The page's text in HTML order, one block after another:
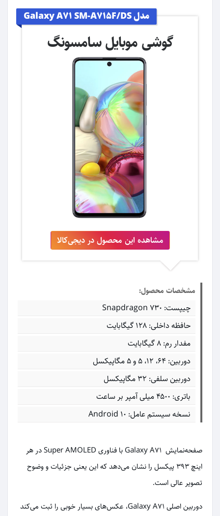
مدل Galaxy A71 SM-A715F/DS
گوشی موبایل سامسونگ
مشاهده این محصول در دیجی‌کالا
مشخصات محصول:
چیپست: Snapdragon 730
حافظه داخلی: ۱۲۸ گیگابایت
مفدار رم: ۸ گیگابایت
دوربین: ۶۴، ۱۲، ۵ و ۵ مگاپیکسل
دوربین سلفی: ۳۲ مگاپیکسل
باتری: ۴۵۰۰ میلی آمپر بر ساعت
نسخه سیستم عامل: Android 10
صفحه‌نمایش Galaxy A71 با فناوری Super AMOLED در هر
اینچ 393 پیکسل را نشان می‌دهد که این یعنی جزئیات و وضوح
تصویر عالی است.
دوربین اصلی Galaxy A71، عکس‌های بسیار خوبی را ثبت می‌کند